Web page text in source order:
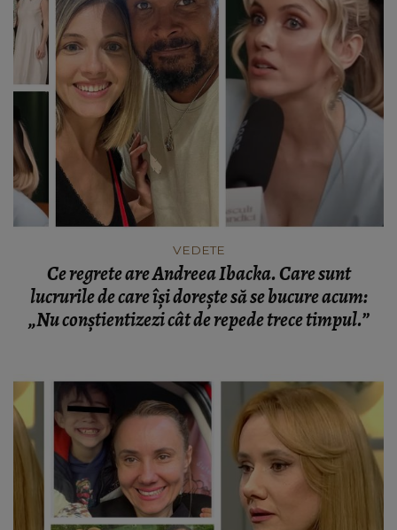
VEDETE
Ce regrete are Andreea Ibacka. Care sunt
lucrurile de care își dorește să se bucure acum:
„Nu conștientizezi cât de repede trece timpul.”